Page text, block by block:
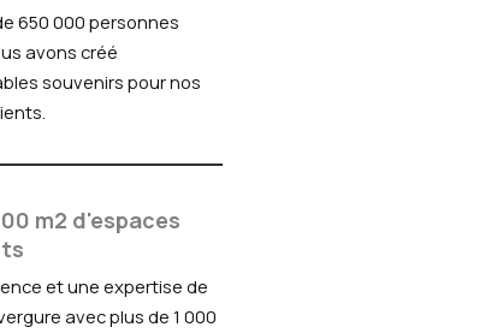
650 000 personnes
avons créé
souvenirs pour nos
m2 d'espaces
et une expertise de
avec plus de 1 000